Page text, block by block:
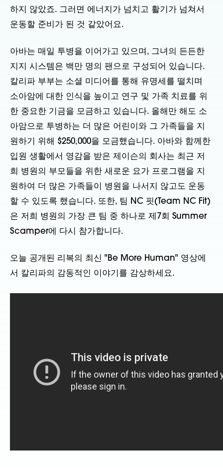
하지 않았죠. 그러면 에너지가 넘치고 활기가 넘쳐서
운동할 준비가 된 것 같았어요.
아바는 매일 투병을 이어가고 있으며, 그녀의 든든한
지지 시스템은 백만 명의 팬으로 구성되어 있습니다.
칼리파 부부는 소셜 미디어를 통해 유명세를 떨치며
소아암에 대한 인식을 높이고 연구 및 가족 치료를 위
한 중요한 기금을 모금하고 있습니다. 올해만 해도 소
아암으로 투병하는 더 많은 어린이와 그 가족들을 지
원하기 위해 $250,000을 모금했습니다. 아바와 함께한
입원 생활에서 영감을 받은 제이슨의 회사는 최근 저
희 병원의 부모들을 위한 새로운 요가 프로그램을 지
원하여 더 많은 가족들이 병원을 나서지 않고도 운동
할 수 있도록 했습니다. 또한, 팀 NC 핏(Team NC Fit)
은 저희 병원의 가장 큰 팀 중 하나로 제7회 Summer
Scamper에 다시 참가합니다.
오늘 공개된 리복의 최신 "Be More Human" 영상에
서 칼리파의 감동적인 이야기를 감상하세요.